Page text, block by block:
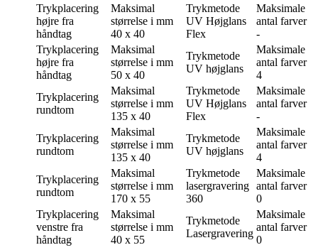
Trykplacering
højre fra
håndtag
Maksimal
størrelse i mm
40 x 40
Trykmetode
UV Højglans
Flex
Maksimale
antal farver
-
Trykplacering
højre fra
håndtag
Maksimal
størrelse i mm
50 x 40
Trykmetode
UV højglans
Maksimale
antal farver
4
Trykplacering
rundtom
Maksimal
størrelse i mm
135 x 40
Trykmetode
UV Højglans
Flex
Maksimale
antal farver
-
Trykplacering
rundtom
Maksimal
størrelse i mm
135 x 40
Trykmetode
UV højglans
Maksimale
antal farver
4
Trykplacering
rundtom
Maksimal
størrelse i mm
170 x 55
Trykmetode
lasergravering
360
Maksimale
antal farver
0
Trykplacering
venstre fra
håndtag
Maksimal
størrelse i mm
40 x 55
Trykmetode
Lasergravering
Maksimale
antal farver
0